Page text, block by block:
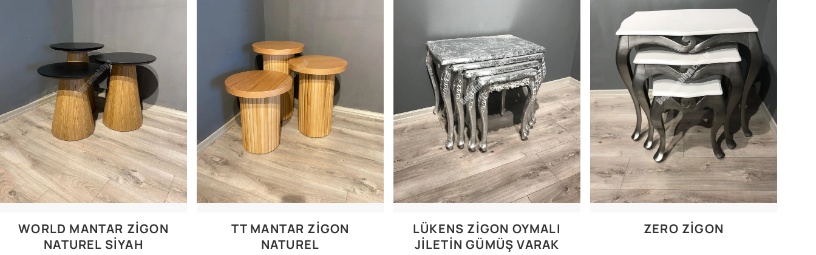
WORLD MANTAR ZIGON
NATUREL SIYAH
TT MANTAR ZIGON
NATUREL
LÜKENS ZİGON OYMALI
JİLETİN GÜMÜŞ VARAK
ZERO ZİGON